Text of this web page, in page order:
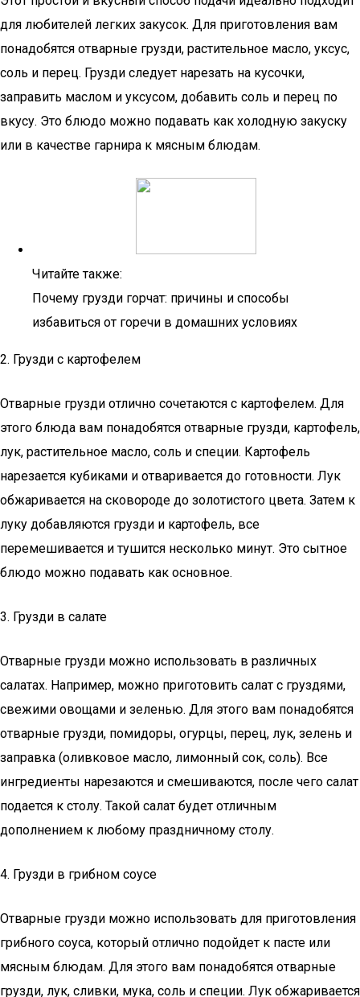
для любителей легких закусок. Для приготовления вам
понадобятся отварные грузди, растительное масло, уксус,
соль и перец. Грузди следует нарезать на кусочки,
заправить маслом и уксусом, добавить соль и перец по
вкусу. Это блюдо можно подавать как холодную закуску
или в качестве гарнира к мясным блюдам.
Читайте также:
Почему грузди горчат: причины и способы
избавиться от горечи в домашних условиях
2. Грузди с картофелем
Отварные грузди отлично сочетаются с картофелем. Для
этого блюда вам понадобятся отварные грузди, картофель,
лук, растительное масло, соль и специи. Картофель
нарезается кубиками и отваривается до готовности. Лук
обжаривается на сковороде до золотистого цвета. Затем к
луку добавляются грузди и картофель, все
перемешивается и тушится несколько минут. Это сытное
блюдо можно подавать как основное.
3. Грузди в салате
Отварные грузди можно использовать в различных
салатах. Например, можно приготовить салат с груздями,
свежими овощами и зеленью. Для этого вам понадобятся
отварные грузди, помидоры, огурцы, перец, лук, зелень и
заправка (оливковое масло, лимонный сок, соль). Все
ингредиенты нарезаются и смешиваются, после чего салат
подается к столу. Такой салат будет отличным
дополнением к любому праздничному столу.
4. Грузди в грибном соусе
Отварные грузди можно использовать для приготовления
грибного соуса, который отлично подойдет к пасте или
мясным блюдам. Для этого вам понадобятся отварные
грузди, лук, сливки, мука, соль и специи. Лук обжаривается